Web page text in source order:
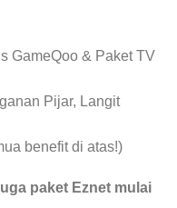
GameQoo & Paket TV
Pijar, Langit
benefit di atas!)
paket Eznet mulai